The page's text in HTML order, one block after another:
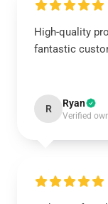
High-quality
fantastic
R Ryan
Verified